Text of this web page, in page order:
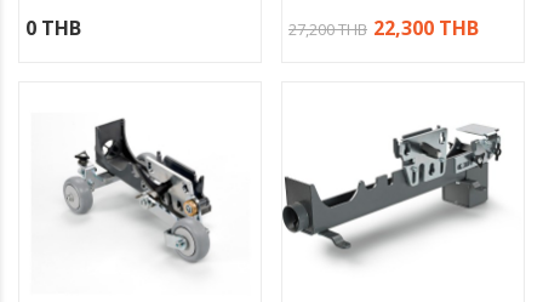
0 THB
for effective cutting, grinding
27,200 THB 22,300 THB